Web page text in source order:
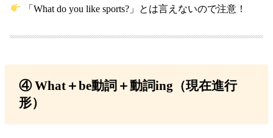
「What do you like sports?」とは言えないので注意！
④ What＋be動詞＋動詞ing（現在進行
形）